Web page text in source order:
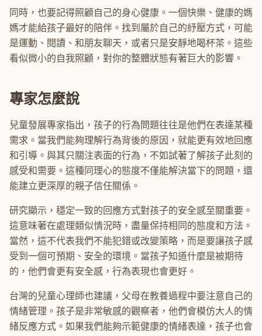
同時，也要記得照顧自己的身心健康。一個快樂、健康的媽
媽才能給孩子最好的陪伴。找到屬於自己的紓壓方式，可能
是運動、閱讀、和朋友聊天，或者只是安靜地喝杯茶。這些
看似微小的自我照顧，對你的整體狀態有著巨大的影響。
專家怎麼說
兒童發展專家指出，孩子的行為問題往往是他們在表達某種
需求。當我們能夠理解行為背後的原因，就能更有效地回應
和引導。與其只關注表面的行為，不如試著了解孩子此刻的
感受和需要。這種同理心的態度不僅能解決當下的問題，還
能建立更深厚的親子信任關係。
研究顯示，穩定一致的回應方式對孩子的安全感至關重要。
這意味著在處理類似情況時，盡量保持相同的態度和方法。
當然，這不代表我們不能犯錯或改變策略，而是要讓孩子感
受到一個可預期、安全的環境。當孩子知道什麼是被期待
的，他們會更有安全感，行為表現也會更好。
台灣的兒童心理師也建議，父母在教養過程中要注意自己的
情緒管理。孩子是非常敏感的觀察者，他們會模仿大人的情
緒反應方式。如果我們能夠示範健康的情緒表達，孩子也會